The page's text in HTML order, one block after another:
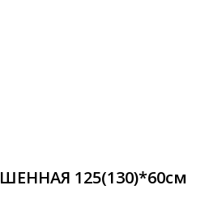
125(130)*60см